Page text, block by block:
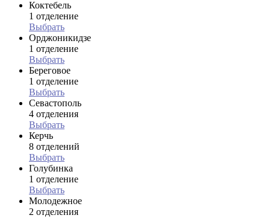
Коктебель
1 отделение
Выбрать
Орджоникидзе
1 отделение
Выбрать
Береговое
1 отделение
Выбрать
Севастополь
4 отделения
Выбрать
Керчь
8 отделений
Выбрать
Голубинка
1 отделение
Выбрать
Молодежное
2 отделения